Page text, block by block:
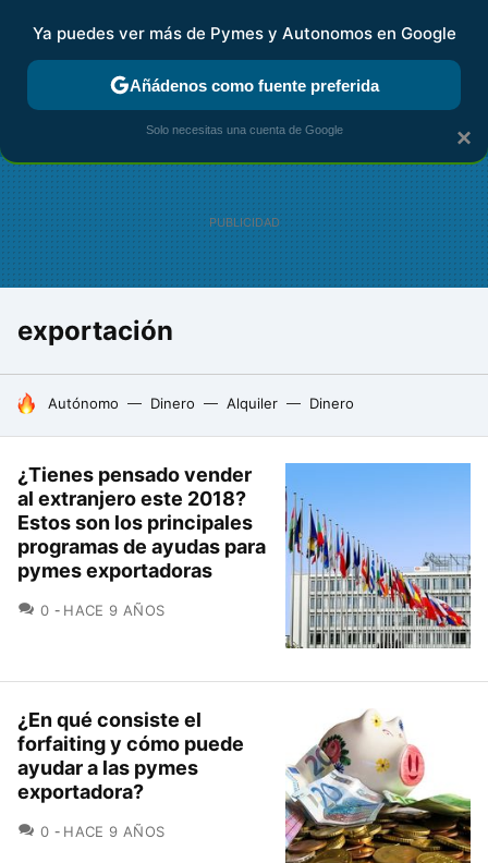
FISCALIDAD Y CONTABILIDAD KIT DIGITAL RENTA
exportación
HOY SE HABLA DE
Autónomo Dinero Alquiler Dinero
¿Tienes pensado vender
al extranjero este 2018?
Estos son los principales
programas de ayudas para
pymes exportadoras
0 COMENTARIOS
HACE 9 AÑOS
¿En qué consiste el
forfaiting y cómo puede
ayudar a las pymes
exportadora?
0 COMENTARIOS
HACE 9 AÑOS
×
Ya puedes ver más de Pymes y Autonomos en Google
Añádenos como fuente preferida
Solo necesitas una cuenta de Google